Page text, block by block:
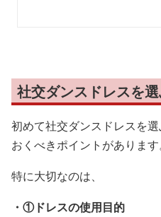
社交ダンスドレスを
初めて社交ダンスドレスを
おくべきポイントがあります
特に大切なのは、
・①ドレスの使用目的